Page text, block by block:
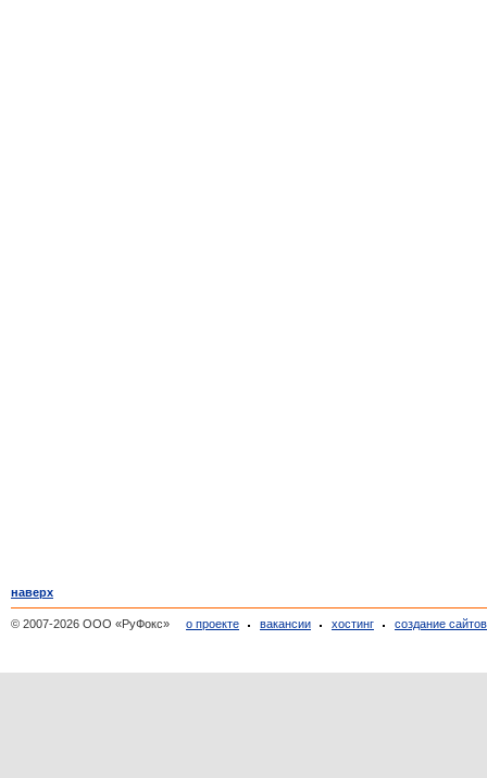
наверх
© 2007-2026 ООО «РуФокс» о проекте вакансии хостинг создание сайтов